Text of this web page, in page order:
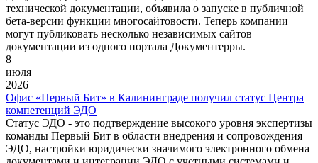
технической документации, объявила о запуске в публичной
бета-версии функции многосайтовости. Теперь компании
могут публиковать несколько независимых сайтов
документации из одного портала Документерры.
8
июля
2026
Офис «Первый Бит» в Калининграде получил статус Центра
компетенций ЭДО
Статус ЭДО - это подтверждение высокого уровня экспертизы
команды Первый Бит в области внедрения и сопровождения
ЭДО, настройки юридически значимого электронного обмена